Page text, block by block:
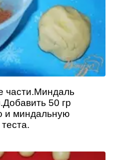
части.Миндаль
50 гр
и миндальную